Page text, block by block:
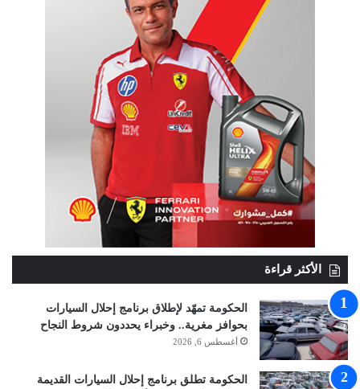
الأكثر قراءة
الحكومة تمهّد لإطلاق برنامج إحلال السيارات
بحوافز مغرية.. وخبراء يحددون شروط النجاح
أغسطس 6, 2026
الحكومة تطلق برنامج إحلال السيارات القديمة